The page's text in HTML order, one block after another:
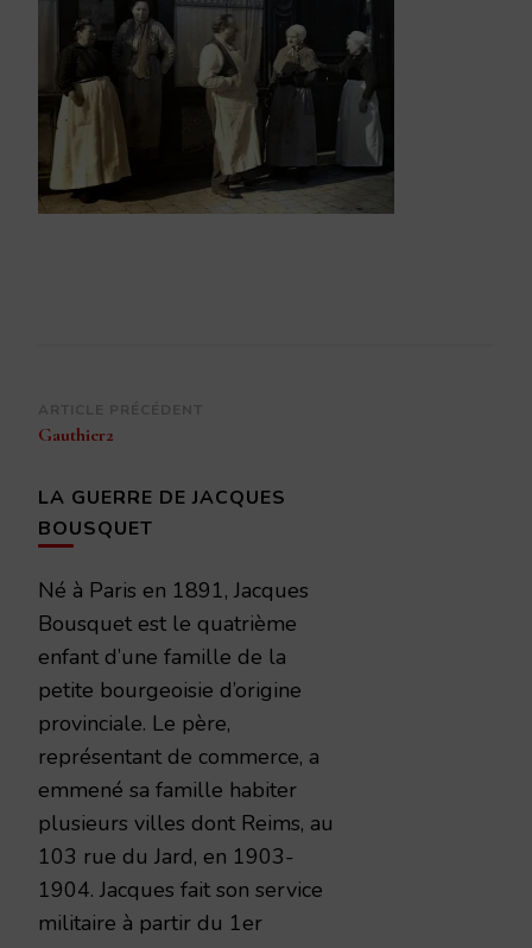
Navigation
d’article
Gauthier2
LA GUERRE DE JACQUES
BOUSQUET
Né à Paris en 1891, Jacques
Bousquet est le quatrième
enfant d’une famille de la
petite bourgeoisie d’origine
provinciale. Le père,
représentant de commerce, a
emmené sa famille habiter
plusieurs villes dont Reims, au
103 rue du Jard, en 1903-
1904. Jacques fait son service
militaire à partir du 1er